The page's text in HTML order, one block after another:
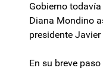
Gobierno
Diana Mondino
presidente Javier
En su breve